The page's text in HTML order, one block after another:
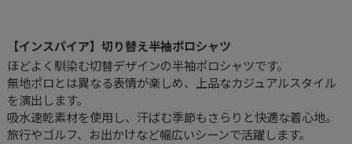
【インスパイア】切り替え半袖ポロシャツ
ほどよく馴染む切替デザインの半袖ポロシャツです。
無地ポロとは異なる表情が楽しめ、上品なカジュアルスタイル
を演出します。
吸水速乾素材を使用し、汗ばむ季節もさらりと快適な着心地。
旅行やゴルフ、お出かけなど幅広いシーンで活躍します。